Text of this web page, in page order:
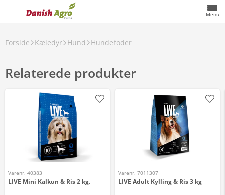
Menu
Forside Kæledyr Hund Hundefoder
Relaterede produkter
Varenr. 40383
LIVE Mini Kalkun & Ris 2 kg.
Varenr. 7011307
LIVE Adult Kylling & Ris 3 kg